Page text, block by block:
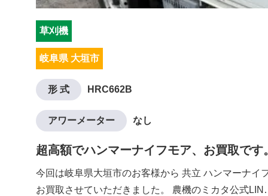
草刈機
岐阜県 大垣市
形 式 HRC662B
アワーメーター なし
超高額でハンマーナイフモア、お買取です
今回は岐阜県大垣市のお客様から 共立 ハンマーナイ
お買取させていただきました。 農機のミカタ公式